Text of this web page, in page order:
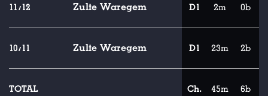
11/12 Zulte Waregem D1 2m 0b
10/11 Zulte Waregem D1 23m 2b
TOTAL Ch. 45m 6b